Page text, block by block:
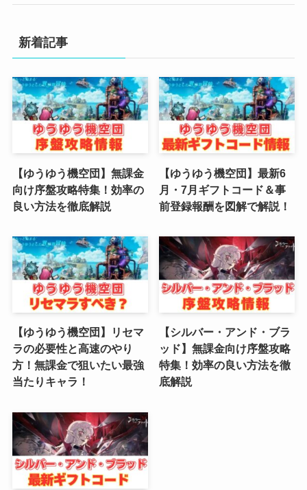
(2)
(4)
(1)
(4)
(6)
(3)
(2)
(5)
(4)
(6)
新着記事
【ゆうゆう機空団】無課金
向け序盤攻略特集！効率の
良い方法を徹底解説
【ゆうゆう機空団】最新6
月・7月ギフトコード＆事
前登録報酬を図解で解説！
【ゆうゆう機空団】リセマ
ラの必要性と高速のやり
方！無課金で狙いたい最強
当たりキャラ！
【シルバー・アンド・ブラ
ッド】無課金向け序盤攻略
特集！効率の良い方法を徹
底解説